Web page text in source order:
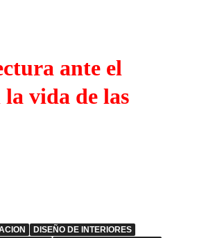
ante el
vida de las
DISEÑO DE INTERIORES